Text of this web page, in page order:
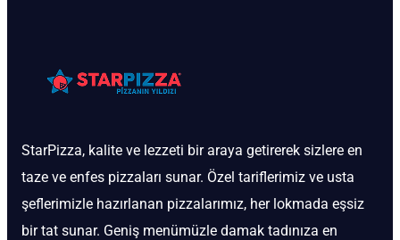
StarPizza, kalite ve lezzeti bir araya getirerek sizlere en
taze ve enfes pizzaları sunar. Özel tariflerimiz ve usta
şeflerimizle hazırlanan pizzalarımız, her lokmada eşsiz
bir tat sunar. Geniş menümüzle damak tadınıza en